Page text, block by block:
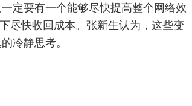
定要有一个能够尽快提高整个网络效
尽快收回成本。张新生认为，这些变
冷静思考。